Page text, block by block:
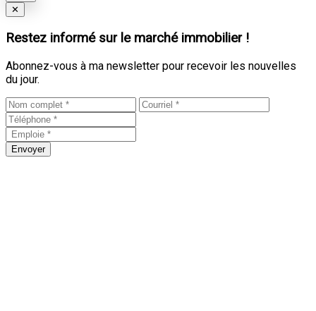
Close
✕
Restez informé sur le marché immobilier !
Abonnez-vous à ma newsletter pour recevoir les nouvelles
du jour.
Envoyer